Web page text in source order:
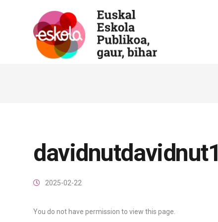
davidnutdavidnut1
2025-02-22
You do not have permission to view this page.